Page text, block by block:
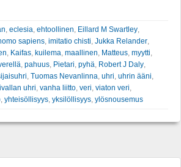
eclesia ehtoollinen Eillard M Swartley
sapiens imitatio chisti Jukka Relander
Kaifas kuilema maallinen Matteus myytti
pahuus Pietari pyhä Robert J Daly
Tuomas Nevanlinna uhri uhrin ääni
uhri vanha liitto veri viaton veri
yhteisöllisyys yksilöllisyys ylösnousemus